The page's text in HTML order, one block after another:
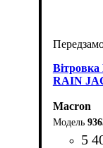
RAIN
Macron
5